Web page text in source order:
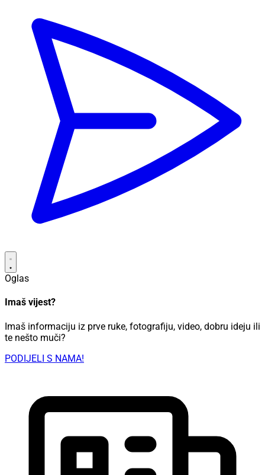
Oglas
Imaš vijest?
Imaš informaciju iz prve ruke, fotografiju, video, dobru ideju ili
te nešto muči?
PODIJELI S NAMA!